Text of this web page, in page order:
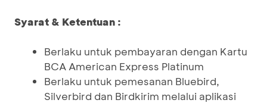
Syarat & Ketentuan :
Berlaku untuk pembayaran dengan Kartu
BCA American Express Platinum
Berlaku untuk pemesanan Bluebird,
Silverbird dan Birdkirim melalui aplikasi